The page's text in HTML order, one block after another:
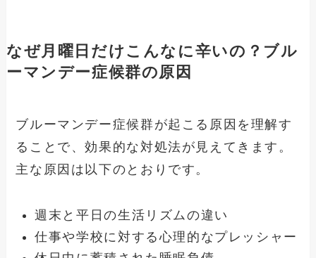
なぜ月曜日だけこんなに辛いの？ブル
ーマンデー症候群の原因
ブルーマンデー症候群が起こる原因を理解す
ることで、効果的な対処法が見えてきます。
主な原因は以下のとおりです。
週末と平日の生活リズムの違い
仕事や学校に対する心理的なプレッシャー